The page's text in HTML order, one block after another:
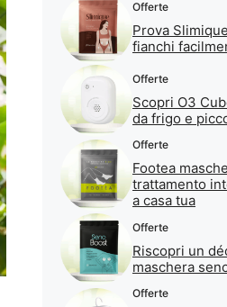
Offerte
Prova
fianchi
Offerte
Scopri O3
da frigo e
Offerte
Footea
trattamento
a casa tua
Offerte
Riscopri un
maschera
Offerte